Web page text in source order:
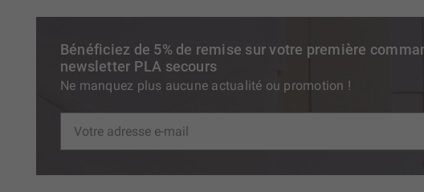
Bénéficiez de 5% de remise sur votre première
newsletter PLA secours
Ne manquez plus aucune actualité ou promotion !